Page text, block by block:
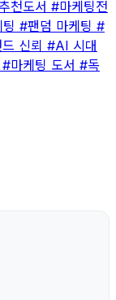
천도서 #마케팅전
#팬덤 마케팅 #
신뢰 #AI 시대
#마케팅 도서 #독